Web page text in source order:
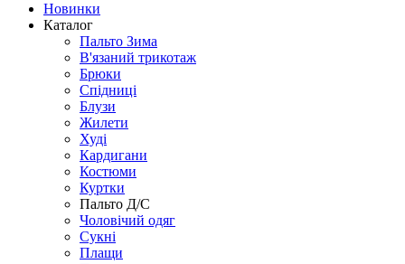
Новинки
Каталог
Пальто Зима
В'язаний трикотаж
Брюки
Спідниці
Блузи
Жилети
Худі
Кардигани
Костюми
Куртки
Пальто Д/С
Чоловічий одяг
Сукні
Плащи
XLSX